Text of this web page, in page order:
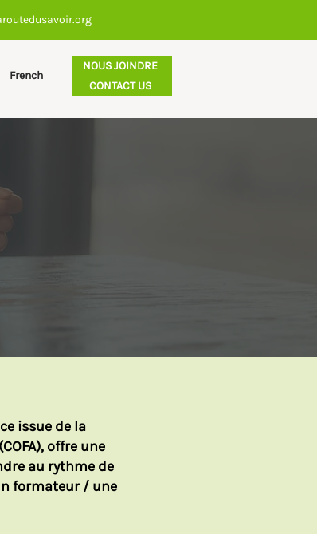
French
NOUS JOINDRE
CONTACT US
issue de la
offre une
au rythme de
formateur / une